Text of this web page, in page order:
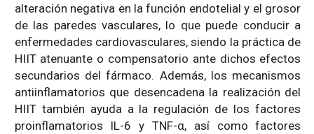
alteración negativa en la función endotelial y el grosor
de las paredes vasculares, lo que puede conducir a
enfermedades cardiovasculares, siendo la práctica de
HIIT atenuante o compensatorio ante dichos efectos
secundarios del fármaco. Además, los mecanismos
antiinflamatorios que desencadena la realización del
HIIT también ayuda a la regulación de los factores
proinflamatorios IL-6 y TNF-α, así como factores